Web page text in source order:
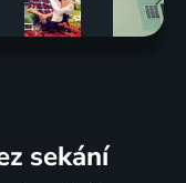
sekání